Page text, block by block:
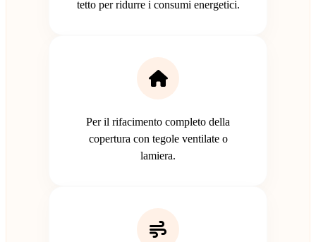
tetto per ridurre i consumi energetici.
Per il rifacimento completo della
copertura con tegole ventilate o
lamiera.